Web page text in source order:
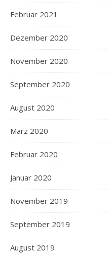
Februar 2021
Dezember 2020
November 2020
September 2020
August 2020
März 2020
Februar 2020
Januar 2020
November 2019
September 2019
August 2019